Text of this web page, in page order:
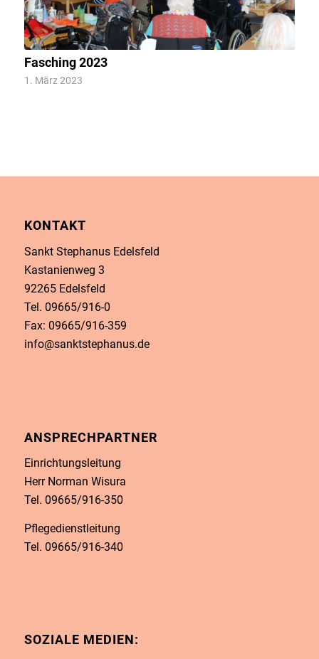
Fasching 2023
1. März 2023
KONTAKT
Sankt Stephanus Edelsfeld
Kastanienweg 3
92265 Edelsfeld
Tel. 09665/916-0
Fax: 09665/916-359
info@sanktstephanus.de
ANSPRECHPARTNER
Einrichtungsleitung
Herr Norman Wisura
Tel. 09665/916-350
Pflegedienstleitung
Tel. 09665/916-340
SOZIALE MEDIEN: